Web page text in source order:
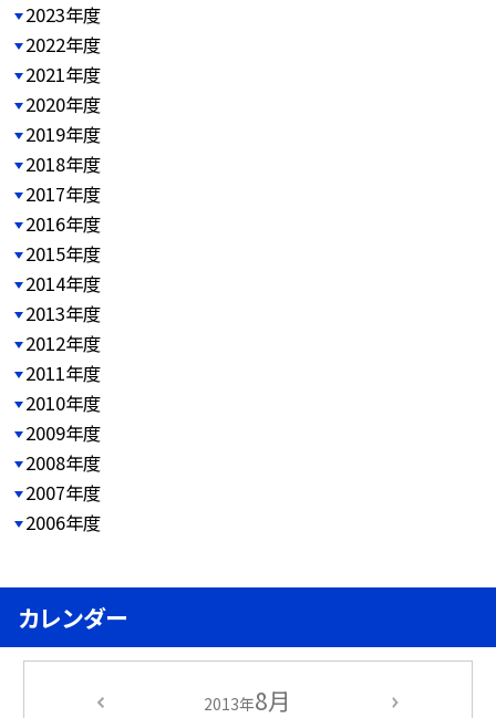
2023年度
2022年度
2021年度
2020年度
2019年度
2018年度
2017年度
2016年度
2015年度
2014年度
2013年度
2012年度
2011年度
2010年度
2009年度
2008年度
2007年度
2006年度
カレンダー
2013年8月